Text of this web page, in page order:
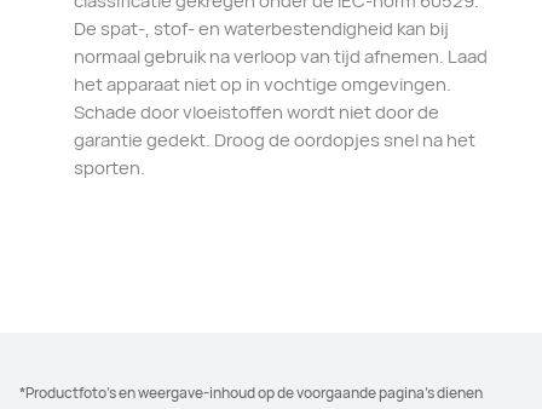
De spat-, stof- en waterbestendigheid kan bij
normaal gebruik na verloop van tijd afnemen. Laad
het apparaat niet op in vochtige omgevingen.
Schade door vloeistoffen wordt niet door de
garantie gedekt. Droog de oordopjes snel na het
sporten.
*Productfoto's en weergave-inhoud op de voorgaande pagina's dienen